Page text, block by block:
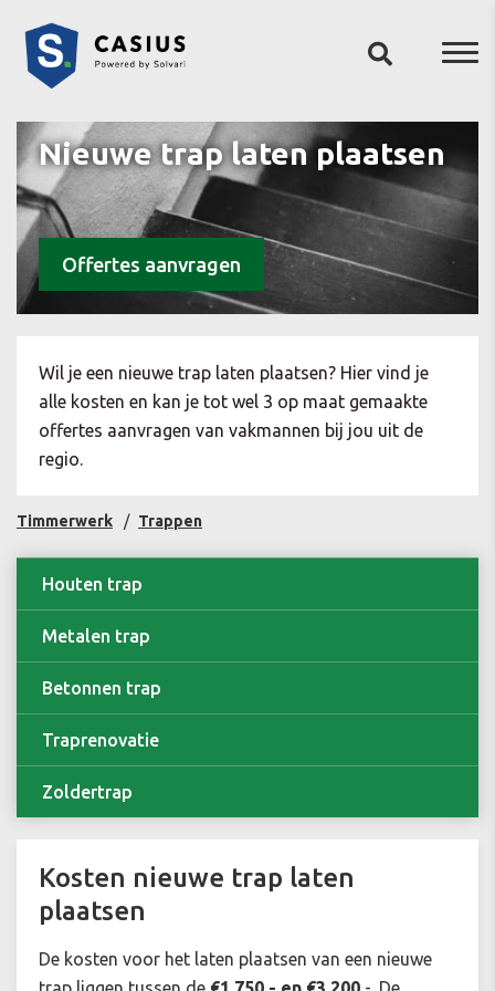
Nieuwe trap laten plaatsen
Offertes aanvragen
Wil je een nieuwe trap laten plaatsen? Hier vind je
alle kosten en kan je tot wel 3 op maat gemaakte
offertes aanvragen van vakmannen bij jou uit de
regio.
Timmerwerk Trappen
Houten trap
Metalen trap
Betonnen trap
Traprenovatie
Zoldertrap
Kosten nieuwe trap laten
plaatsen
De kosten voor het laten plaatsen van een nieuwe